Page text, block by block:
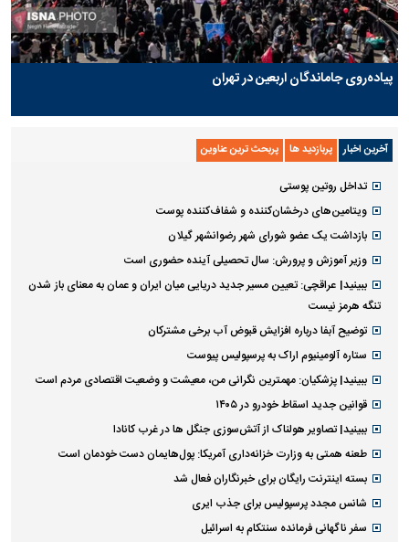
پیاده‌روی جاماندگان اربعین در تهران
آخرین اخبار پربازدید ها پربحث ترین عناوین
تداخل روتین پوستی
ویتامین‌های درخشان‌کننده و شفاف‌کننده پوست
بازداشت یک عضو شورای شهر رضوانشهر گیلان
وزیر آموزش و پرورش: سال تحصیلی آینده حضوری است
ببینید| عراقچی: تعیین مسیر جدید دریایی میان ایران و عمان به معنای باز شدن
تنگه هرمز نیست
توضیح آبفا درباره افزایش قبوض آب برخی مشترکان
ستاره آلومینیوم اراک به پرسپولیس پیوست
ببینید| پزشکیان: مهمترین نگرانی من، معیشت و وضعیت اقتصادی مردم است
قوانین جدید اسقاط خودرو در ۱۴۰۵
ببینید| تصاویر هولناک از آتش‌سوزی جنگل ها در غرب کانادا
طعنه همتی به وزارت خزانه‌داری آمریکا: پول‌هایمان دست خودمان است
بسته اینترنت رایگان برای خبرنگاران فعال شد
شانس مجدد پرسپولیس برای جذب ایری
سفر ناگهانی فرمانده سنتکام به اسرائیل